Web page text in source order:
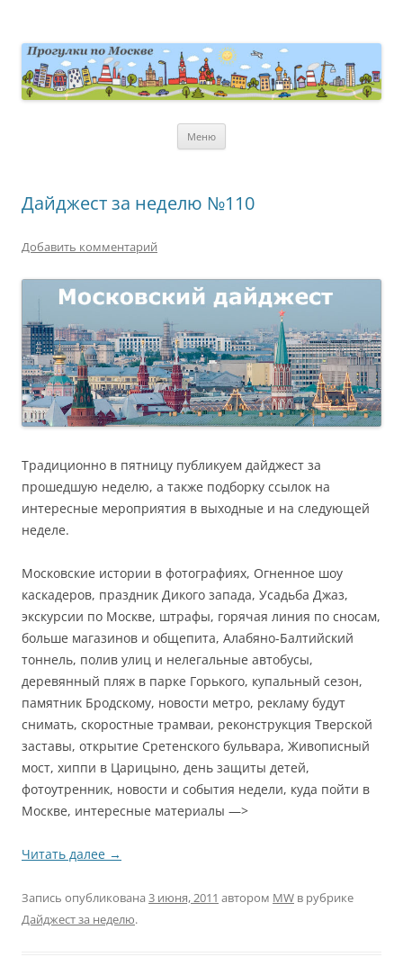
Меню
Дайджест за неделю №110
Добавить комментарий
Традиционно в пятницу публикуем дайджест за
прошедшую неделю, а также подборку ссылок на
интересные мероприятия в выходные и на следующей
неделе.
Московские истории в фотографиях, Огненное шоу
каскадеров, праздник Дикого запада, Усадьба Джаз,
экскурсии по Москве, штрафы, горячая линия по сносам,
больше магазинов и общепита, Алабяно-Балтийский
тоннель, полив улиц и нелегальные автобусы,
деревянный пляж в парке Горького, купальный сезон,
памятник Бродскому, новости метро, рекламу будут
снимать, скоростные трамваи, реконструкция Тверской
заставы, открытие Сретенского бульвара, Живописный
мост, хиппи в Царицыно, день защиты детей,
фотоутренник, новости и события недели, куда пойти в
Москве, интересные материалы —>
Читать далее →
Запись опубликована 3 июня, 2011 автором MW в рубрике
Дайджест за неделю.